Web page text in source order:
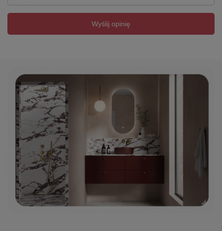
Wyślij opinię